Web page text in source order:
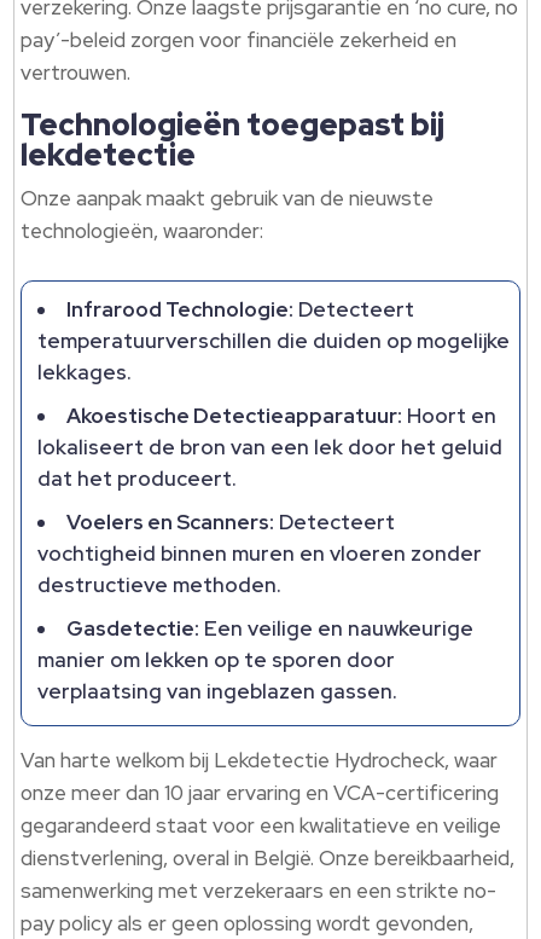
verzekering. Onze laagste prijsgarantie en ‘no cure, no
pay’-beleid zorgen voor financiële zekerheid en
vertrouwen.
Technologieën toegepast bij
lekdetectie
Onze aanpak maakt gebruik van de nieuwste
technologieën, waaronder:
Infrarood Technologie: Detecteert
temperatuurverschillen die duiden op mogelijke
lekkages.
Akoestische Detectieapparatuur: Hoort en
lokaliseert de bron van een lek door het geluid
dat het produceert.
Voelers en Scanners: Detecteert
vochtigheid binnen muren en vloeren zonder
destructieve methoden.
Gasdetectie: Een veilige en nauwkeurige
manier om lekken op te sporen door
verplaatsing van ingeblazen gassen.
Van harte welkom bij Lekdetectie Hydrocheck, waar
onze meer dan 10 jaar ervaring en VCA-certificering
gegarandeerd staat voor een kwalitatieve en veilige
dienstverlening, overal in België. Onze bereikbaarheid,
samenwerking met verzekeraars en een strikte no-
pay policy als er geen oplossing wordt gevonden,